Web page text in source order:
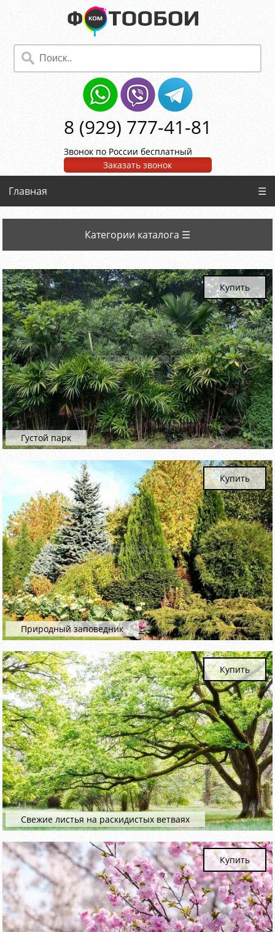
8 (929) 777-41-81
Звонок по России бесплатный
Заказать звонок
Главная ☰
Категории каталога ☰
Густой парк
Купить
Природный заповедник
Купить
Свежие листья на раскидистых ветваях
Купить
Купить